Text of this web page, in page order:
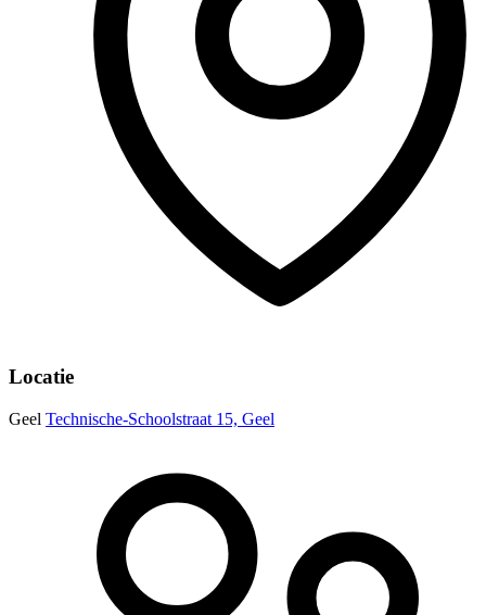
Locatie
Geel Technische-Schoolstraat 15, Geel